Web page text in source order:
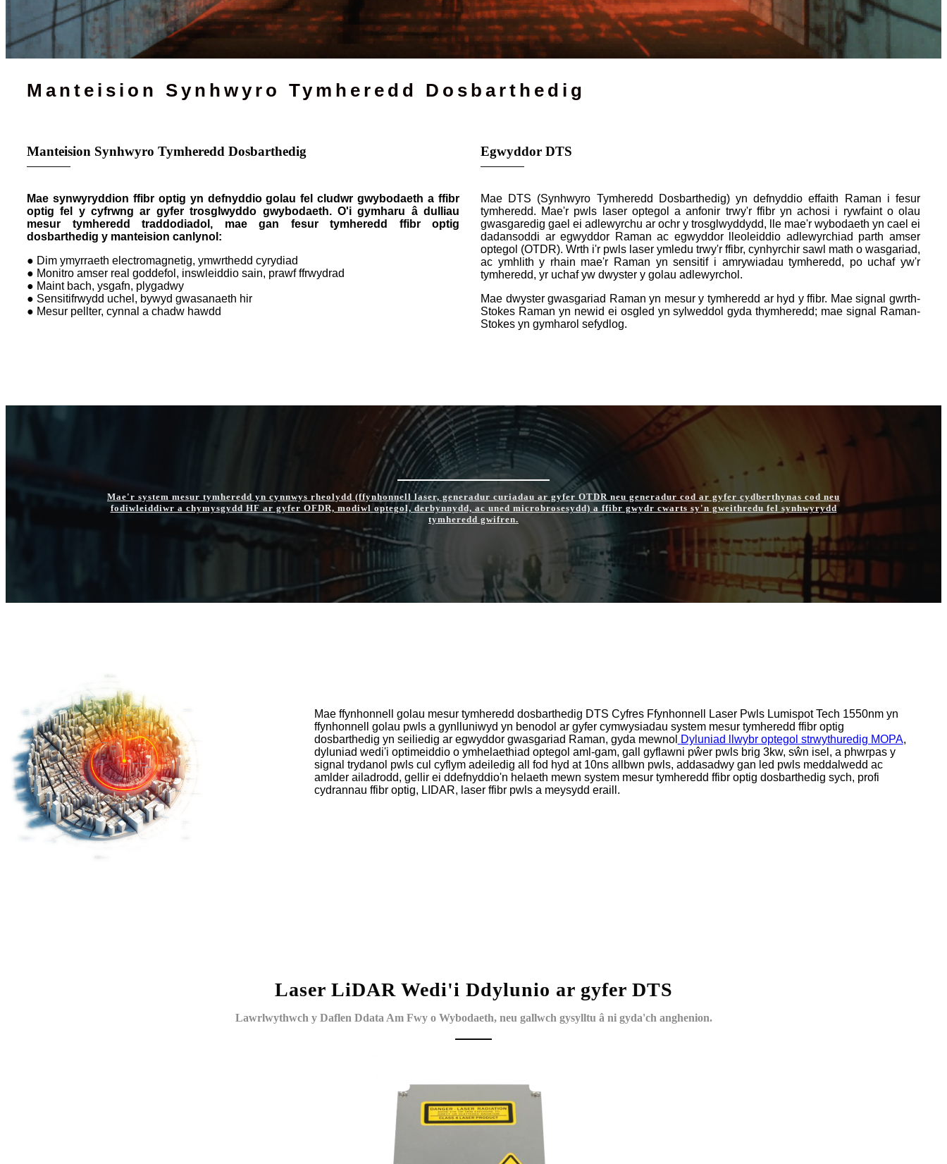
Manteision Synhwyro Tymheredd Dosbarthedig
Manteision Synhwyro Tymheredd Dosbarthedig
Mae synwyryddion ffibr optig yn defnyddio golau fel cludwr gwybodaeth a ffibr
optig fel y cyfrwng ar gyfer trosglwyddo gwybodaeth. O'i gymharu â dulliau
mesur tymheredd traddodiadol, mae gan fesur tymheredd ffibr optig
dosbarthedig y manteision canlynol:
● Dim ymyrraeth electromagnetig, ymwrthedd cyrydiad
● Monitro amser real goddefol, inswleiddio sain, prawf ffrwydrad
● Maint bach, ysgafn, plygadwy
● Sensitifrwydd uchel, bywyd gwasanaeth hir
● Mesur pellter, cynnal a chadw hawdd
Egwyddor DTS
Mae DTS (Synhwyro Tymheredd Dosbarthedig) yn defnyddio effaith Raman i fesur
tymheredd. Mae'r pwls laser optegol a anfonir trwy'r ffibr yn achosi i rywfaint o olau
gwasgaredig gael ei adlewyrchu ar ochr y trosglwyddydd, lle mae'r wybodaeth yn cael ei
dadansoddi ar egwyddor Raman ac egwyddor lleoleiddio adlewyrchiad parth amser
optegol (OTDR). Wrth i'r pwls laser ymledu trwy'r ffibr, cynhyrchir sawl math o wasgariad,
ac ymhlith y rhain mae'r Raman yn sensitif i amrywiadau tymheredd, po uchaf yw'r
tymheredd, yr uchaf yw dwyster y golau adlewyrchol.
Mae dwyster gwasgariad Raman yn mesur y tymheredd ar hyd y ffibr. Mae signal gwrth-
Stokes Raman yn newid ei osgled yn sylweddol gyda thymheredd; mae signal Raman-
Stokes yn gymharol sefydlog.
Mae'r system mesur tymheredd yn cynnwys rheolydd (ffynhonnell laser, generadur curiadau ar gyfer OTDR neu generadur cod ar gyfer cydberthynas cod neu
fodiwleiddiwr a chymysgydd HF ar gyfer OFDR, modiwl optegol, derbynnydd, ac uned microbrosesydd) a ffibr gwydr cwarts sy'n gweithredu fel synhwyrydd
tymheredd gwifren.
Mae ffynhonnell golau mesur tymheredd dosbarthedig DTS Cyfres Ffynhonnell Laser Pwls Lumispot Tech 1550nm yn
ffynhonnell golau pwls a gynlluniwyd yn benodol ar gyfer cymwysiadau system mesur tymheredd ffibr optig
dosbarthedig yn seiliedig ar egwyddor gwasgariad Raman, gyda mewnol Dyluniad llwybr optegol strwythuredig MOPA,
dyluniad wedi'i optimeiddio o ymhelaethiad optegol aml-gam, gall gyflawni pŵer pwls brig 3kw, sŵn isel, a phwrpas y
signal trydanol pwls cul cyflym adeiledig all fod hyd at 10ns allbwn pwls, addasadwy gan led pwls meddalwedd ac
amlder ailadrodd, gellir ei ddefnyddio'n helaeth mewn system mesur tymheredd ffibr optig dosbarthedig sych, profi
cydrannau ffibr optig, LIDAR, laser ffibr pwls a meysydd eraill.
Laser LiDAR Wedi'i Ddylunio ar gyfer DTS
Lawrlwythwch y Daflen Ddata Am Fwy o Wybodaeth, neu gallwch gysylltu â ni gyda'ch anghenion.